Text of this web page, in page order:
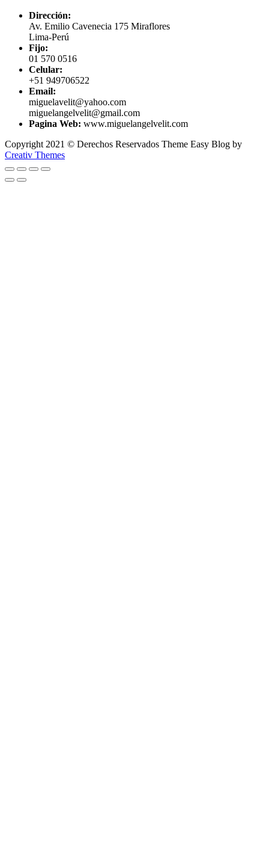
Dirección:
Av. Emilio Cavenecia 175 Miraflores
Lima-Perú
Fijo:
01 570 0516
Celular:
+51 949706522
Email:
miguelavelit@yahoo.com
miguelangelvelit@gmail.com
Pagina Web: www.miguelangelvelit.com
Copyright 2021 © Derechos Reservados Theme Easy Blog by
Creativ Themes